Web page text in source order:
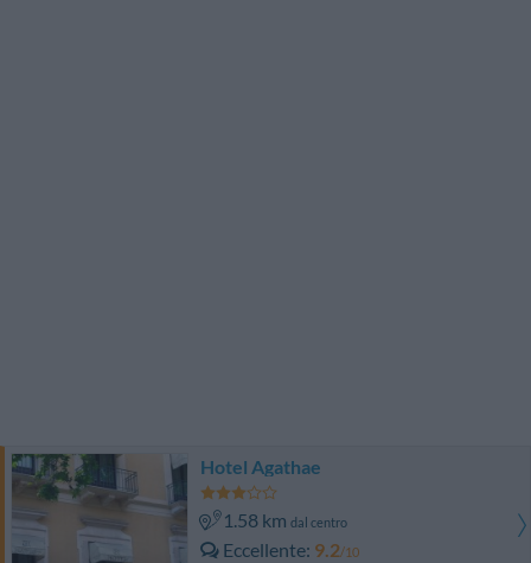
Hotel Agathae
1.58 km dal centro
Eccellente 9.2/10